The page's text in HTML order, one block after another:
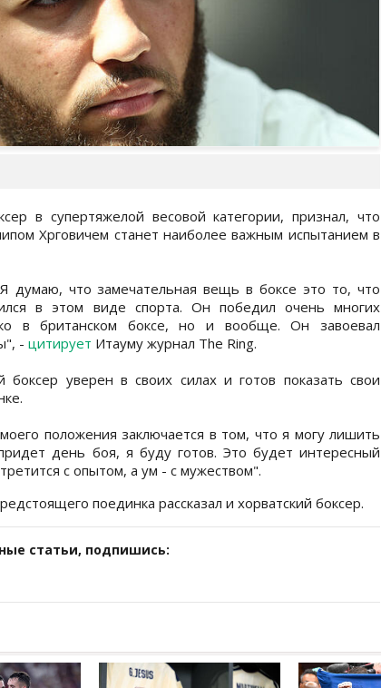
в супертяжелой весовой категории, признал, что
Хрговичем станет наиболее важным испытанием в
думаю, что замечательная вещь в боксе это то, что
в этом виде спорта. Он победил очень многих
в британском боксе, но и вообще. Он завоевал
- цитирует Итауму журнал The Ring.
боксер уверен в своих силах и готов показать свои
положения заключается в том, что я могу лишить
день боя, я буду готов. Это будет интересный
с опытом, а ум - с мужеством".
поединка рассказал и хорватский боксер.
статьи, подпишись: